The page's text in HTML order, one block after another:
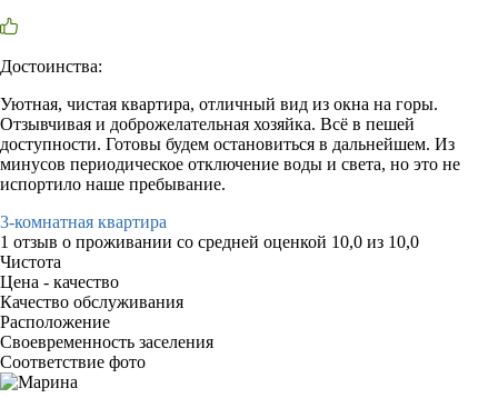
Достоинства:
Уютная, чистая квартира, отличный вид из окна на горы.
Отзывчивая и доброжелательная хозяйка. Всё в пешей
доступности. Готовы будем остановиться в дальнейшем. Из
минусов периодическое отключение воды и света, но это не
испортило наше пребывание.
3-комнатная квартира
1 отзыв о проживании со средней оценкой 10,0 из 10,0
Чистота
Цена - качество
Качество обслуживания
Расположение
Своевременность заселения
Соответствие фото